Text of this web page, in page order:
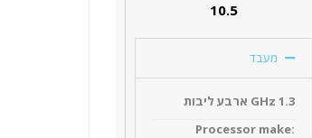
10.5
מעבד
1.3 GHz ארבע ליבות
Processor make: